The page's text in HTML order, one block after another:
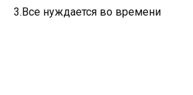
3.Все нуждается во времени